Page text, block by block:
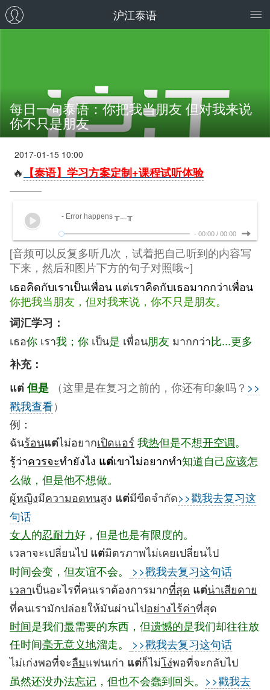
沪江泰语
每日一句泰语：你把我当朋友 但对我来说
你不只是朋友
2017-01-15 10:00
🔥 【泰语】学习方案定制+课程试听体验
- Error happens ╥﹏╥
- 00:00 / 00:00
[音频可以反复多听几次，试着把自己听到的内容写
下来，然后和图片下方的句子对照哦~]
เธอคิดกับเราเป็นเพื่อน แต่เราคิดกับเธอมากกว่าเพื่อน
你把我当朋友，但对我来说，你不只是朋友。
词汇学习：
เธอ你 เรา我；你 เป็น是 เพื่อน朋友 มากกว่า比...更多
补充：
แต่但是 （这里是在复习之前的，你还有印象吗？ >>
戳我查看）
例：
ฉันร้อนแต่ไม่อยากเปิดแอร์我热但是不想开空调。
รู้ว่าควรจะทำยังไง แต่เขาไม่อยากทำ知道自己应该怎
么做，但是他不想做。
ผู้หญิงมีความอดทนสูง แต่มีขีดจำกัด>>戳我去复习这
句话
女人的忍耐力好，但是也是有限度的。
เวลาจะเปลี่ยนไป แต่มิตรภาพไม่เคยเปลี่ยนไป
时间会变，但友谊不会。
>>戳我去复习这句话
เวลาเป็นอะไรที่คนเราต้องการมากที่สุด แต่น่าเสียดาย
ที่คนเรามักปล่อยให้มันผ่านไปอย่างไร้ค่าที่สุด
时间是我们最需要的东西，但遗憾的是我们却往往放
任时间毫无意义地溜走。
>>戳我去复习这句话
ไม่เก่งพอที่จะลืมแฟนเก่า แต่ก็ไม่โง่พอที่จะกลับไป
虽然还没办法忘记 ，但也不会蠢到回头。 >>戳我去